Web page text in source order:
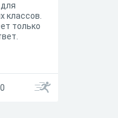
классов.
только
0